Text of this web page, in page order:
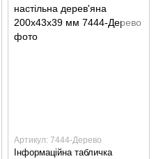
Артикул: 7444-Дерево
Інформаційна табличка